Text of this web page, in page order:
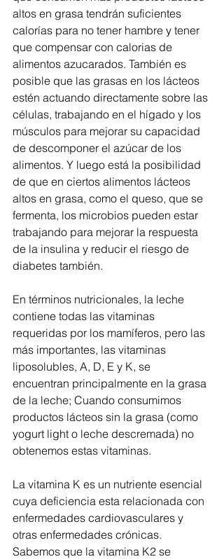
altos en grasa tendrán suficientes
calorías para no tener hambre y tener
que compensar con calorias de
alimentos azucarados. También es
posible que las grasas en los lácteos
estén actuando directamente sobre las
células, trabajando en el hígado y los
músculos para mejorar su capacidad
de descomponer el azúcar de los
alimentos. Y luego está la posibilidad
de que en ciertos alimentos lácteos
altos en grasa, como el queso, que se
fermenta, los microbios pueden estar
trabajando para mejorar la respuesta
de la insulina y reducir el riesgo de
diabetes también.
En términos nutricionales, la leche
contiene todas las vitaminas
requeridas por los mamíferos, pero las
más importantes, las vitaminas
liposolubles, A, D, E y K, se
encuentran principalmente en la grasa
de la leche; Cuando consumimos
productos lácteos sin la grasa (como
yogurt light o leche descremada) no
obtenemos estas vitaminas.
La vitamina K es un nutriente esencial
cuya deficiencia esta relacionada con
enfermedades cardiovasculares y
otras enfermedades crónicas.
Sabemos que la vitamina K2 se